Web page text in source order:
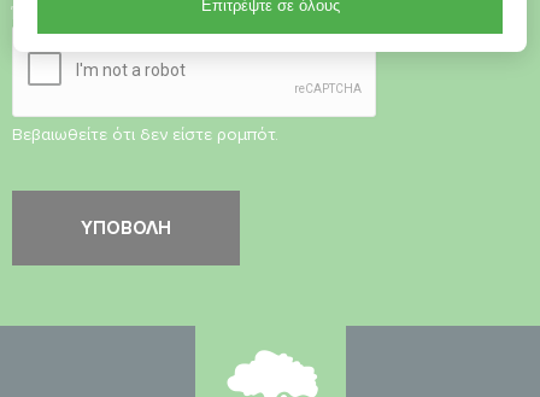
Έλεγχος ασφαλείας
Βεβαιωθείτε ότι δεν είστε ρομπότ.
Επιτρέψτε σε όλους